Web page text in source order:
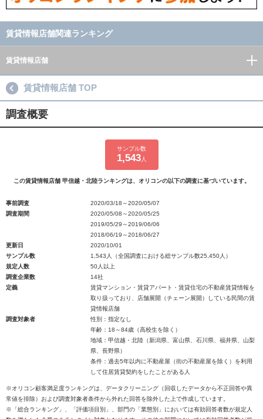
賃貸情報店舗関連ランキング
賃貸情報店舗
賃貸情報店舗 TOP
調査概要
サンプル数
1,543人
この賃貸情報店舗 甲信越・北陸ランキングは、オリコンの以下の調査に基づいています。
事前調査
2020/03/18～2020/05/07
調査期間
2020/05/08～2020/05/25
2019/05/29～2019/06/06
2018/06/19～2018/06/27
更新日
2020/10/01
サンプル数
1,543人（全国調査における総サンプル数25,450人）
規定人数
50人以上
調査企業数
14社
定義
賃貸マンション・賃貸アパート・賃貸住宅の不動産賃貸情報を
取り扱っており、店舗展開（チェーン展開）している民間の賃
貸情報店舗
調査対象者
性別：指定なし
年齢：18～84歳（高校生を除く）
地域：甲信越・北陸（新潟県、富山県、石川県、福井県、山梨
県、長野県）
条件：過去5年以内に不動産屋（街の不動産屋を除く）を利用
して住居賃貸契約をしたことがある人
※オリコン顧客満足度ランキングは、データクリーニング（回収したデータから不正回答や異
常値を排除）および調査対象者条件から外れた回答を除外した上で作成しています。
※「総合ランキング」、「評価項目別」、部門の「業態別」においては有効回答者数が規定人